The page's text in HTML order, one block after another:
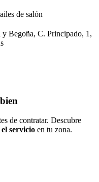
de salón
Begoña, C. Principado, 1,
de contratar. Descubre
servicio en tu zona.